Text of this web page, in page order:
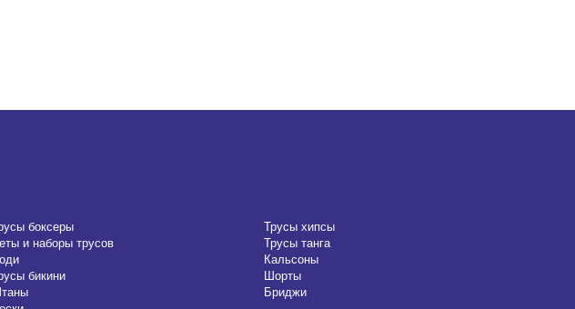
боксеры
Трусы хипсы
и наборы трусов
Трусы танга
Кальсоны
бикини
Шорты
Бриджи